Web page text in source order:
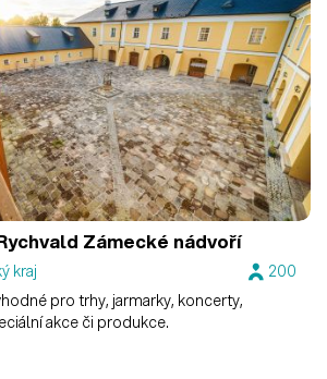
Zámecké nádvoří
kraj
200
pro trhy, jarmarky, koncerty,
akce či produkce.